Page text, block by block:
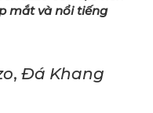
mắt và nổi tiếng
, Đá Khang